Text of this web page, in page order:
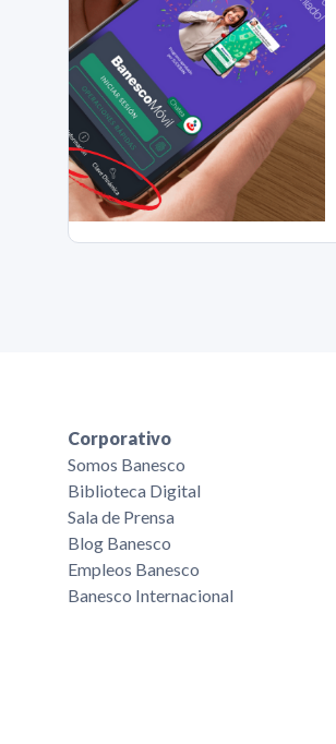
Corporativo
Somos Banesco
Biblioteca Digital
Sala de Prensa
Blog Banesco
Empleos Banesco
Banesco Internacional